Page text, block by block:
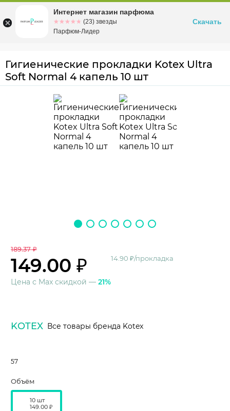
Омскул. Заозерная, 11, к. 1
Гигиенические прокладки Kotex Ultra
Soft Normal 4 капель 10 шт
4
189.37 ₽
149.00 ₽ 14.90 ₽/прокладка
Цена с Max скидкой — 21%
KOTEX Все товары бренда Kotex
57
Объём
10 шт
149.00 ₽
Интернет магазин парфюма
☆☆☆☆☆
★★★★★ (23) звезды
Парфюм-Лидер
Скачать